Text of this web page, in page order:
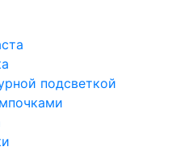
подсветкой